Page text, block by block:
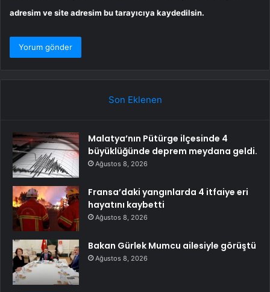
adresim ve site adresim bu tarayıcıya kaydedilsin.
Son Eklenen
Malatya’nın Pütürge ilçesinde 4
büyüklüğünde deprem meydana geldi.
Ağustos 8, 2026
Fransa’daki yangınlarda 4 itfaiye eri
hayatını kaybetti
Ağustos 8, 2026
Bakan Gürlek Mumcu ailesiyle görüştü
Ağustos 8, 2026